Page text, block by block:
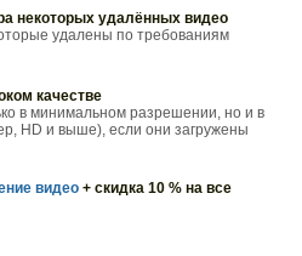
некоторых удалённых видео
удалены по требованиям
качестве
в минимальном разрешении, но и в
HD и выше), если они загружены
видео + скидка 10 % на все